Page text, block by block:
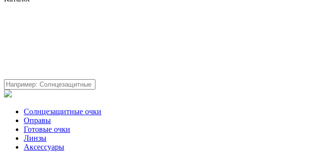
Солнцезащитные очки
Оправы
Готовые очки
Линзы
Аксессуары